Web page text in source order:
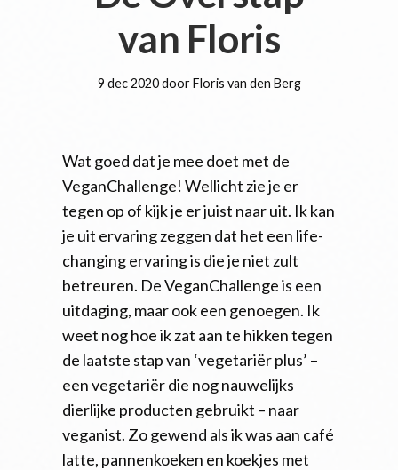
van Floris
9 dec 2020 door Floris van den Berg
Wat goed dat je mee doet met de
VeganChallenge! Wellicht zie je er
tegen op of kijk je er juist naar uit. Ik kan
je uit ervaring zeggen dat het een life-
changing ervaring is die je niet zult
betreuren. De VeganChallenge is een
uitdaging, maar ook een genoegen. Ik
weet nog hoe ik zat aan te hikken tegen
de laatste stap van ‘vegetariër plus’ –
een vegetariër die nog nauwelijks
dierlijke producten gebruikt – naar
veganist. Zo gewend als ik was aan café
latte, pannenkoeken en koekjes met